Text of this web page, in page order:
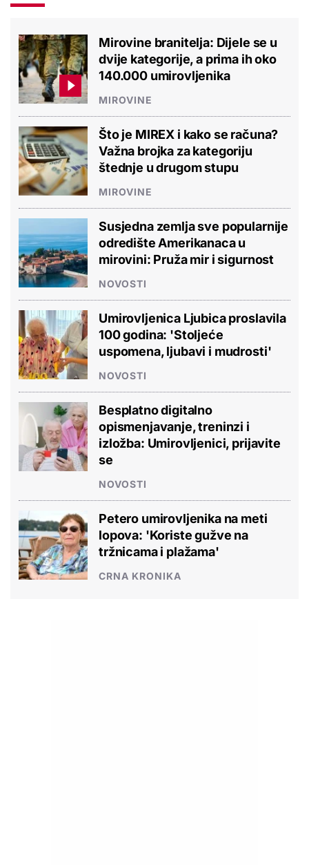
Mirovine branitelja: Dijele se u
dvije kategorije, a prima ih oko
140.000 umirovljenika
MIROVINE
Što je MIREX i kako se računa?
Važna brojka za kategoriju
štednje u drugom stupu
MIROVINE
Susjedna zemlja sve popularnije
odredište Amerikanaca u
mirovini: Pruža mir i sigurnost
NOVOSTI
Umirovljenica Ljubica proslavila
100 godina: 'Stoljeće
uspomena, ljubavi i mudrosti'
NOVOSTI
Besplatno digitalno
opismenjavanje, treninzi i
izložba: Umirovljenici, prijavite
se
NOVOSTI
Petero umirovljenika na meti
lopova: 'Koriste gužve na
tržnicama i plažama'
CRNA KRONIKA